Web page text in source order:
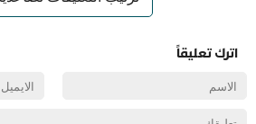
اترك تعليقاً